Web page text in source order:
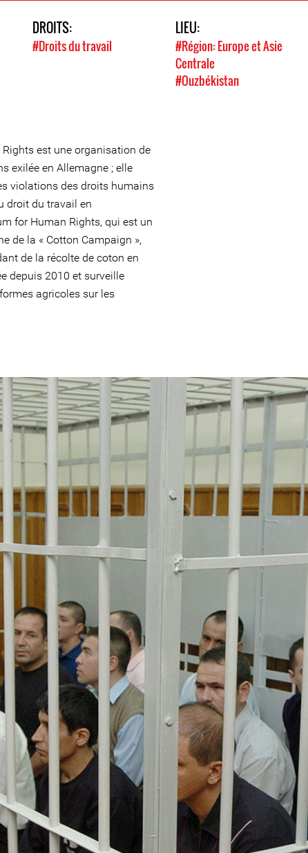
DROITS:
#Droits du travail
LIEU:
#Région: Europe et Asie
Centrale
#Ouzbékistan
Rights est une organisation de
exilée en Allemagne ; elle
violations des droits humains
droit du travail en
for Human Rights, qui est un
de la « Cotton Campaign »,
de la récolte de coton en
depuis 2010 et surveille
agricoles sur les